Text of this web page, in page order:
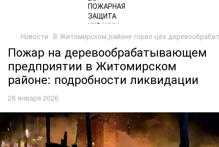
Новости В Житомирском районе горел цех
Пожар на деревообрабатывающем
предприятии в Житомирском
районе: подробности ликвидации
28 января 2026